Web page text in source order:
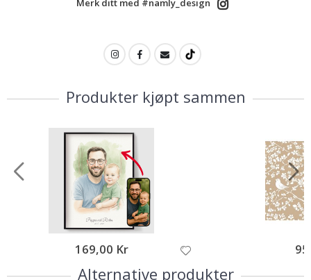
Merk ditt med #namly_design
Produkter kjøpt sammen
169,00 Kr
Alternative produkter